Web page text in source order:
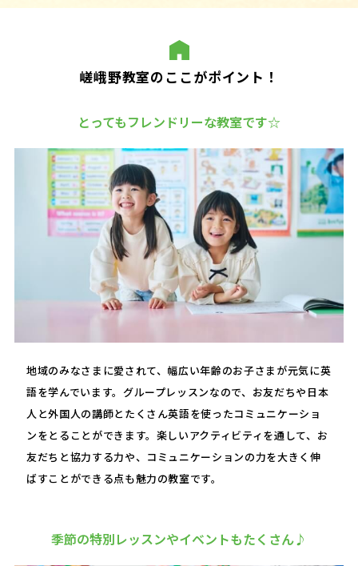
嵯峨野教室のここがポイント！
とってもフレンドリーな教室です☆
地域のみなさまに愛されて、幅広い年齢のお子さまが元気に英
語を学んでいます。グループレッスンなので、お友だちや日本
人と外国人の講師とたくさん英語を使ったコミュニケーショ
ンをとることができます。楽しいアクティビティを通して、お
友だちと協力する力や、コミュニケーションの力を大きく伸
ばすことができる点も魅力の教室です。
季節の特別レッスンやイベントもたくさん♪